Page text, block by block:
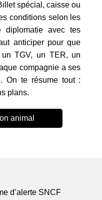
spécial, caisse ou
conditions selon les
diplomatie avec tes
anticiper pour que
TGV, un TER, un
compagnie a ses
On te résume tout :
plans.
animal